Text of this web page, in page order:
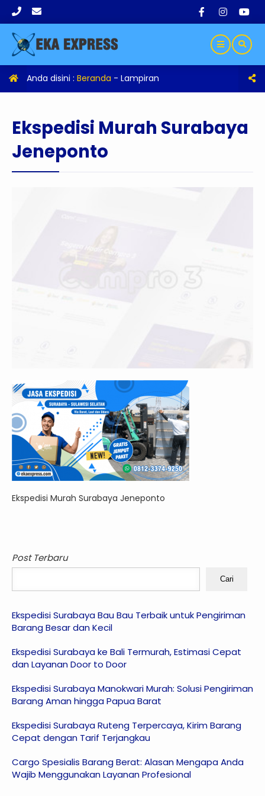
Anda disini : Beranda - Lampiran
Ekspedisi Murah Surabaya
Jeneponto
Ekspedisi Murah Surabaya Jeneponto
Post Terbaru
Cari
Ekspedisi Surabaya Bau Bau Terbaik untuk Pengiriman
Barang Besar dan Kecil
Ekspedisi Surabaya ke Bali Termurah, Estimasi Cepat
dan Layanan Door to Door
Ekspedisi Surabaya Manokwari Murah: Solusi Pengiriman
Barang Aman hingga Papua Barat
Ekspedisi Surabaya Ruteng Terpercaya, Kirim Barang
Cepat dengan Tarif Terjangkau
Cargo Spesialis Barang Berat: Alasan Mengapa Anda
Wajib Menggunakan Layanan Profesional